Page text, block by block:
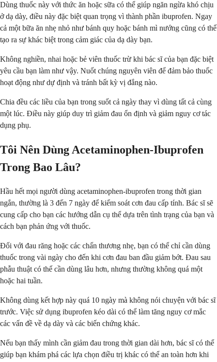
Dùng thuốc này với thức ăn hoặc sữa có thể giúp ngăn ngừa khó chịu
ở dạ dày, điều này đặc biệt quan trọng vì thành phần ibuprofen. Ngay
cả một bữa ăn nhẹ nhỏ như bánh quy hoặc bánh mì nướng cũng có thể
tạo ra sự khác biệt trong cảm giác của dạ dày bạn.
Không nghiền, nhai hoặc bẻ viên thuốc trừ khi bác sĩ của bạn đặc biệt
yêu cầu bạn làm như vậy. Nuốt chúng nguyên viên để đảm bảo thuốc
hoạt động như dự định và tránh bất kỳ vị đắng nào.
Chia đều các liều của bạn trong suốt cả ngày thay vì dùng tất cả cùng
một lúc. Điều này giúp duy trì giảm đau ổn định và giảm nguy cơ tác
dụng phụ.
Tôi Nên Dùng Acetaminophen-Ibuprofen
Trong Bao Lâu?
Hầu hết mọi người dùng acetaminophen-ibuprofen trong thời gian
ngắn, thường là 3 đến 7 ngày để kiểm soát cơn đau cấp tính. Bác sĩ sẽ
cung cấp cho bạn các hướng dẫn cụ thể dựa trên tình trạng của bạn và
cách bạn phản ứng với thuốc.
Đối với đau răng hoặc các chấn thương nhẹ, bạn có thể chỉ cần dùng
thuốc trong vài ngày cho đến khi cơn đau ban đầu giảm bớt. Đau sau
phẫu thuật có thể cần dùng lâu hơn, nhưng thường không quá một
hoặc hai tuần.
Không dùng kết hợp này quá 10 ngày mà không nói chuyện với bác sĩ
trước. Việc sử dụng ibuprofen kéo dài có thể làm tăng nguy cơ mắc
các vấn đề về dạ dày và các biến chứng khác.
Nếu bạn thấy mình cần giảm đau trong thời gian dài hơn, bác sĩ có thể
giúp bạn khám phá các lựa chọn điều trị khác có thể an toàn hơn khi